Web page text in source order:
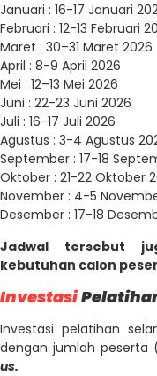
Januari : 16-17 Januari
Februari : 12-13 Februari
Maret : 30–31 Maret 2026
April : 8-9 April 2026
Mei : 12–13 Mei 2026
Juni : 22-23 Juni 2026
Juli : 16-17 Juli 2026
Agustus : 3-4 Agustus
September : 17-18
Oktober : 21-22 Oktober
November : 4-5
Desember : 17-18
Jadwal tersebut
kebutuhan calon
Investasi
Investasi pelatihan
dengan jumlah peserta
us.